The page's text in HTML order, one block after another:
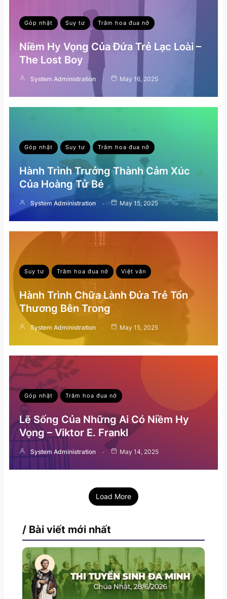
Góp nhặt Suy tư Trăm hoa đua nở
Niềm Hy Vọng Của Đứa Trẻ Lạc Loài –
The Lost Boy
System Administration May 16, 2025
Góp nhặt Suy tư Trăm hoa đua nở
Hành Trình Trưởng Thành Cảm Xúc
Của Hoàng Tử Bé
System Administration May 15, 2025
Suy tư Trăm hoa đua nở Việt văn
Hành Trình Chữa Lành Đứa Trẻ Tổn
Thương Bên Trong
System Administration May 15, 2025
Góp nhặt Trăm hoa đua nở
Lẽ Sống Của Những Ai Có Niềm Hy
Vọng – Viktor E. Frankl
System Administration May 14, 2025
Load More
/ Bài viết mới nhất